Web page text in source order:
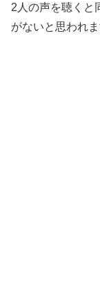
2人の声を聴くと
がないと思われま